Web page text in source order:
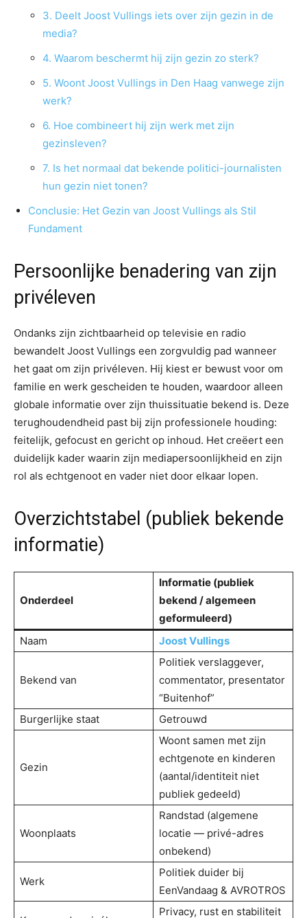
3. Deelt Joost Vullings iets over zijn gezin in de
media?
4. Waarom beschermt hij zijn gezin zo sterk?
5. Woont Joost Vullings in Den Haag vanwege zijn
werk?
6. Hoe combineert hij zijn werk met zijn
gezinsleven?
7. Is het normaal dat bekende politici-journalisten
hun gezin niet tonen?
Conclusie: Het Gezin van Joost Vullings als Stil
Fundament
Persoonlijke benadering van zijn
privéleven
Ondanks zijn zichtbaarheid op televisie en radio
bewandelt Joost Vullings een zorgvuldig pad wanneer
het gaat om zijn privéleven. Hij kiest er bewust voor om
familie en werk gescheiden te houden, waardoor alleen
globale informatie over zijn thuissituatie bekend is. Deze
terughoudendheid past bij zijn professionele houding:
feitelijk, gefocust en gericht op inhoud. Het creëert een
duidelijk kader waarin zijn mediapersoonlijkheid en zijn
rol als echtgenoot en vader niet door elkaar lopen.
Overzichtstabel (publiek bekende
informatie)
Onderdeel
Informatie (publiek
bekend / algemeen
geformuleerd)
Naam
Joost Vullings
Bekend van
Politiek verslaggever,
commentator, presentator
“Buitenhof”
Burgerlijke staat
Getrouwd
Gezin
Woont samen met zijn
echtgenote en kinderen
(aantal/identiteit niet
publiek gedeeld)
Woonplaats
Randstad (algemene
locatie — privé-adres
onbekend)
Werk
Politiek duider bij
EenVandaag & AVROTROS
Privacy, rust en stabiliteit